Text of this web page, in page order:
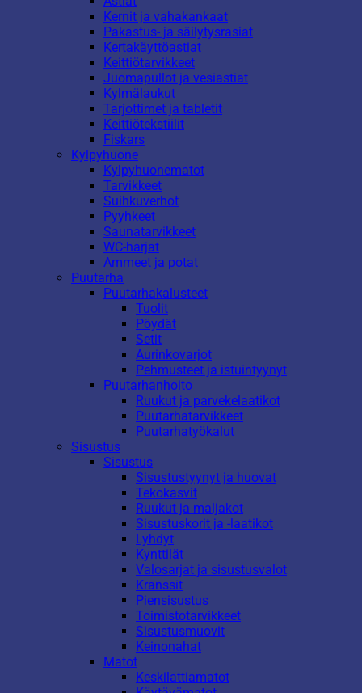
Kernit ja vahakankaat
Pakastus- ja säilytysrasiat
Kertakäyttöastiat
Keittiötarvikkeet
Juomapullot ja vesiastiat
Kylmälaukut
Tarjottimet ja tabletit
Keittiötekstiilit
Fiskars
Kylpyhuone
Kylpyhuonematot
Tarvikkeet
Suihkuverhot
Pyyhkeet
Saunatarvikkeet
WC-harjat
Ammeet ja potat
Puutarha
Puutarhakalusteet
Tuolit
Pöydät
Setit
Aurinkovarjot
Pehmusteet ja istuintyynyt
Puutarhanhoito
Ruukut ja parvekelaatikot
Puutarhatarvikkeet
Puutarhatyökalut
Sisustus
Sisustus
Sisustustyynyt ja huovat
Tekokasvit
Ruukut ja maljakot
Sisustuskorit ja -laatikot
Lyhdyt
Kynttilät
Valosarjat ja sisustusvalot
Kranssit
Piensisustus
Toimistotarvikkeet
Sisustusmuovit
Keinonahat
Matot
Keskilattiamatot